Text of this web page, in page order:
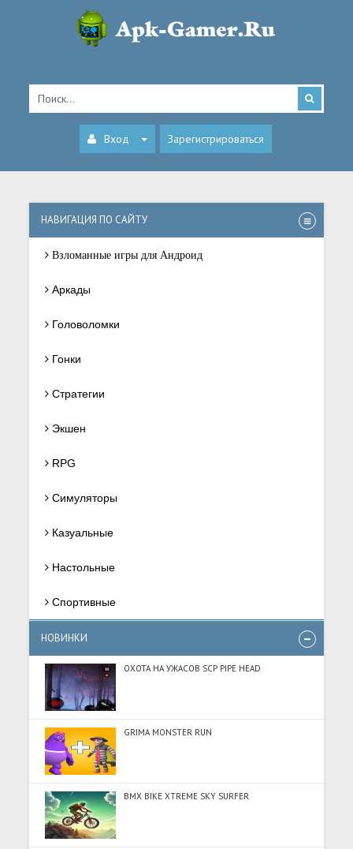
Вход Зарегистрироваться
НАВИГАЦИЯ ПО САЙТУ
Взломанные игры для Андроид
Аркады
Головоломки
Гонки
Стратегии
Экшен
RPG
Симуляторы
Казуальные
Настольные
Спортивные
НОВИНКИ
ОХОТА НА УЖАСОВ SCP PIPE HEAD
GRIMA MONSTER RUN
BMX BIKE XTREME SKY SURFER